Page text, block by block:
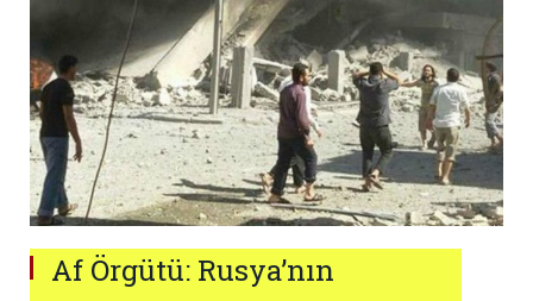
Af Örgütü: Rusya’nın